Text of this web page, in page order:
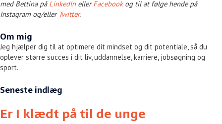
med Bettina på LinkedInellerFacebookog til at følge hende på
Instagram og/eller Twitter.
Om mig
Jeg hjælper dig til at optimere dit mindset og dit potentiale, så du
oplever større succes i dit liv, uddannelse, karriere, jobsøgning og
sport.
Seneste indlæg
Er I klædt på til de unge